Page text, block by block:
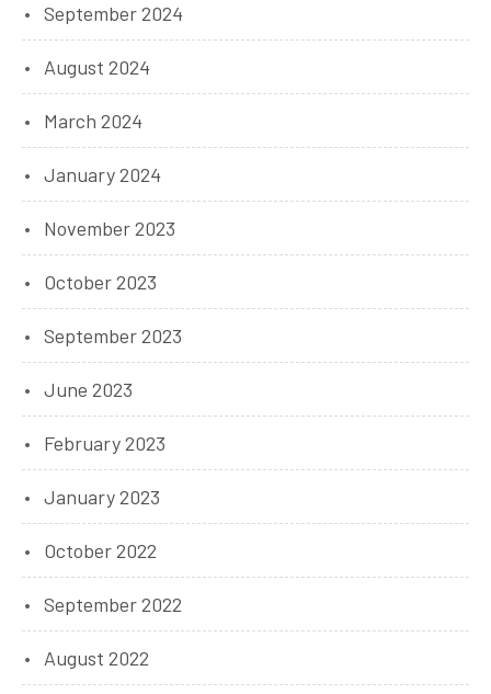
September 2024
August 2024
March 2024
January 2024
November 2023
October 2023
September 2023
June 2023
February 2023
January 2023
October 2022
September 2022
August 2022